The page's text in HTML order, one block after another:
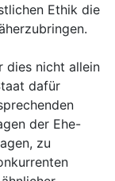
Ethik die
dies nicht allein
dafür
der Ehe-
zu